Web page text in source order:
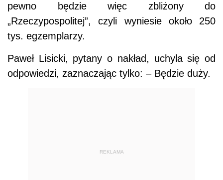
pewno będzie więc zbliżony do
„Rzeczypospolitej”, czyli wyniesie około 250
tys. egzemplarzy.
Paweł Lisicki, pytany o nakład, uchyla się od
odpowiedzi, zaznaczając tylko: – Będzie duży.
REKLAMA